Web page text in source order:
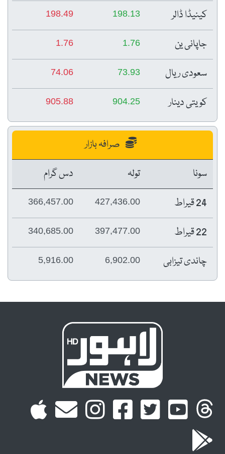
کینیڈا ڈالر 198.13
198.49
جاپانی ین 1.76
1.76
سعودی ریال 73.93
74.06
کویتی دینار 904.25
905.88
صرافہ بازار
سونا
تولہ
دس گرام
24 قیراط
427,436.00
366,457.00
22 قیراط 397,477.00
340,685.00
چاندی تیزابی 6,902.00
5,916.00